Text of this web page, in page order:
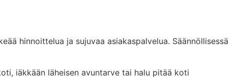
hinnoittelua ja sujuvaa asiakaspalvelua. Säännöllisessä
iäkkään läheisen avuntarve tai halu pitää koti